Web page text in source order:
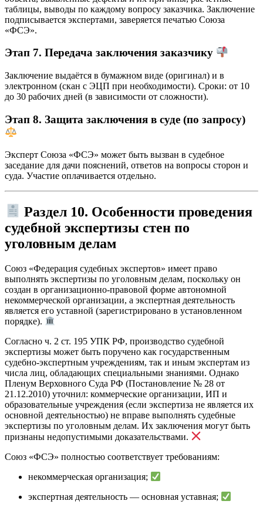
таблицы, выводы по каждому вопросу заказчика. Заключение
подписывается экспертами, заверяется печатью Союза
«ФСЭ».
Этап 7. Передача заключения заказчику
Заключение выдаётся в бумажном виде (оригинал) и в
электронном (скан с ЭЦП при необходимости). Сроки: от 10
до 30 рабочих дней (в зависимости от сложности).
Этап 8. Защита заключения в суде (по запросу)
Эксперт Союза «ФСЭ» может быть вызван в судебное
заседание для дачи пояснений, ответов на вопросы сторон и
суда. Участие оплачивается отдельно.
Раздел 10. Особенности проведения
судебной экспертизы стен по
уголовным делам
Союз «Федерация судебных экспертов» имеет право
выполнять экспертизы по уголовным делам, поскольку он
создан в организационно-правовой форме автономной
некоммерческой организации, а экспертная деятельность
является его уставной (зарегистрировано в установленном
порядке).
Согласно ч. 2 ст. 195 УПК РФ, производство судебной
экспертизы может быть поручено как государственным
судебно-экспертным учреждениям, так и иным экспертам из
числа лиц, обладающих специальными знаниями. Однако
Пленум Верховного Суда РФ (Постановление № 28 от
21.12.2010) уточнил: коммерческие организации, ИП и
образовательные учреждения (если экспертиза не является их
основной деятельностью) не вправе выполнять судебные
экспертизы по уголовным делам. Их заключения могут быть
признаны недопустимыми доказательствами.
Союз «ФСЭ» полностью соответствует требованиям:
некоммерческая организация;
экспертная деятельность — основная уставная;